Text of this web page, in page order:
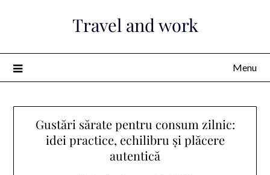
Travel and work
Menu
Gustări sărate pentru consum zilnic:
idei practice, echilibru și plăcere
autentică